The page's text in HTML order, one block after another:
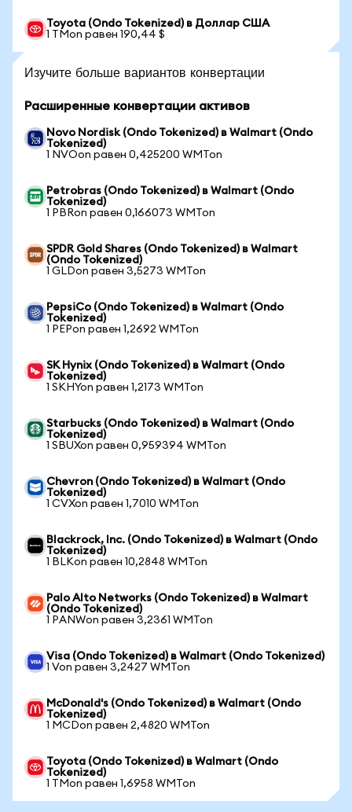
Toyota (Ondo Tokenized) в Доллар США
1 TMon равен 190,44 $
Изучите больше вариантов конвертации
Расширенные конвертации активов
Novo Nordisk (Ondo Tokenized) в Walmart (Ondo
Tokenized)
1 NVOon равен 0,425200 WMTon
Petrobras (Ondo Tokenized) в Walmart (Ondo
Tokenized)
1 PBRon равен 0,166073 WMTon
SPDR Gold Shares (Ondo Tokenized) в Walmart
(Ondo Tokenized)
1 GLDon равен 3,5273 WMTon
PepsiCo (Ondo Tokenized) в Walmart (Ondo
Tokenized)
1 PEPon равен 1,2692 WMTon
SK Hynix (Ondo Tokenized) в Walmart (Ondo
Tokenized)
1 SKHYon равен 1,2173 WMTon
Starbucks (Ondo Tokenized) в Walmart (Ondo
Tokenized)
1 SBUXon равен 0,959394 WMTon
Chevron (Ondo Tokenized) в Walmart (Ondo
Tokenized)
1 CVXon равен 1,7010 WMTon
Blackrock, Inc. (Ondo Tokenized) в Walmart (Ondo
Tokenized)
1 BLKon равен 10,2848 WMTon
Palo Alto Networks (Ondo Tokenized) в Walmart
(Ondo Tokenized)
1 PANWon равен 3,2361 WMTon
Visa (Ondo Tokenized) в Walmart (Ondo Tokenized)
1 Von равен 3,2427 WMTon
McDonald's (Ondo Tokenized) в Walmart (Ondo
Tokenized)
1 MCDon равен 2,4820 WMTon
Toyota (Ondo Tokenized) в Walmart (Ondo
Tokenized)
1 TMon равен 1,6958 WMTon